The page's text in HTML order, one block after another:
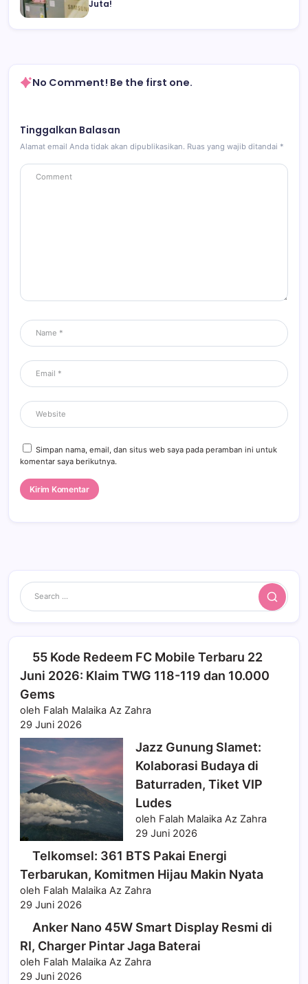
Juta!
No Comment! Be the first one.
Tinggalkan Balasan
Alamat email Anda tidak akan dipublikasikan. Ruas yang wajib ditandai *
Simpan nama, email, dan situs web saya pada peramban ini untuk
komentar saya berikutnya.
Search
55 Kode Redeem FC Mobile Terbaru 22
Juni 2026: Klaim TWG 118-119 dan 10.000
Gems
oleh Falah Malaika Az Zahra
29 Juni 2026
Jazz Gunung Slamet:
Kolaborasi Budaya di
Baturraden, Tiket VIP
Ludes
oleh Falah Malaika Az Zahra
29 Juni 2026
Telkomsel: 361 BTS Pakai Energi
Terbarukan, Komitmen Hijau Makin Nyata
oleh Falah Malaika Az Zahra
29 Juni 2026
Anker Nano 45W Smart Display Resmi di
RI, Charger Pintar Jaga Baterai
oleh Falah Malaika Az Zahra
29 Juni 2026